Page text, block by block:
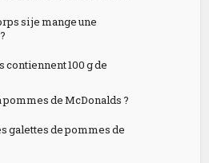
si je mange une
100 g de
pommes de McDonalds ?
galettes de pommes de